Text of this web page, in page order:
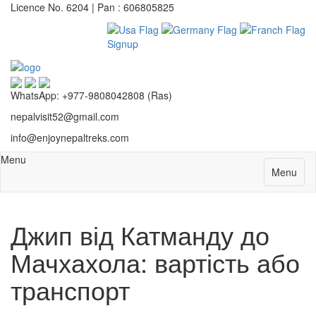
Licence No. 6204 | Pan : 606805825
Signup
WhatsApp: +977-9808042808 (Ras)
nepalvisit52@gmail.com
info@enjoynepaltreks.com
Menu
Menu
Джип від Катманду до
Мачхахола: вартість або
транспорт